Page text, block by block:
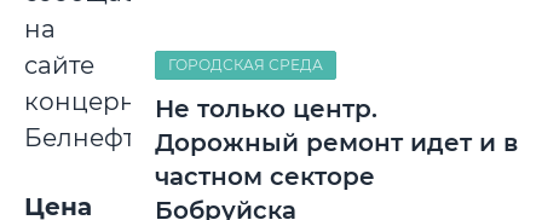
на
сайте
концерна
Белнефтехим.
Цена
ГОРОДСКАЯ СРЕДА
Не только центр.
Дорожный ремонт идет и в
частном секторе
Бобруйска